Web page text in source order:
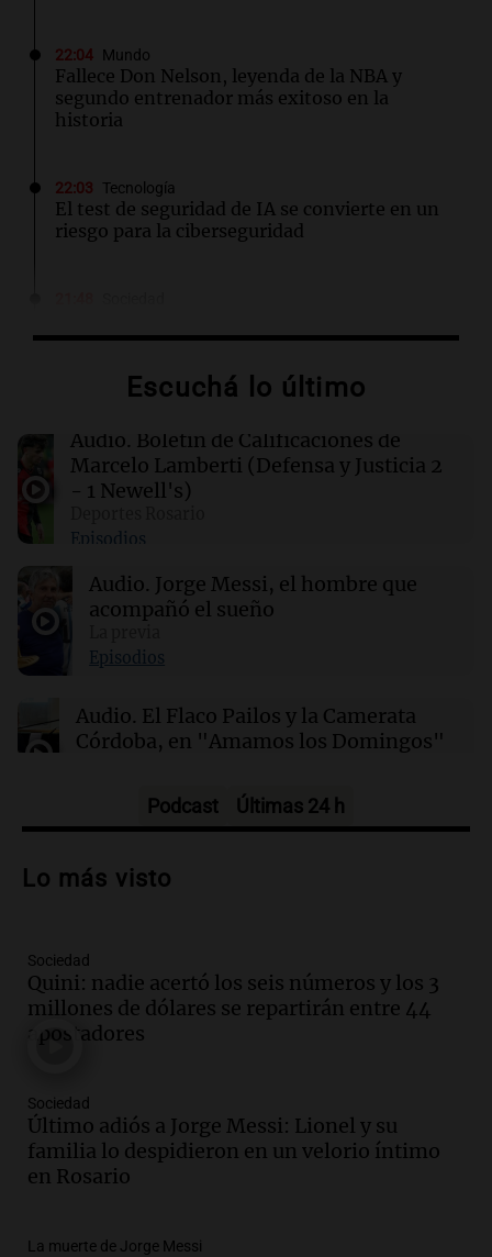
22:04 Mundo
Fallece Don Nelson, leyenda de la NBA y
segundo entrenador más exitoso en la
historia
22:03 Tecnología
El test de seguridad de IA se convierte en un
riesgo para la ciberseguridad
millones de dólares se repartirán entre 44
21:36 Deportes
El futbolista argentino Matías Pourrain
permanece detenido en una cárcel de máxima
seguridad en EE. UU.
¿Por qué los dinosaurios nunca evolucionaron
a tamaños diminutos si alcanzaron
gigantescas proporciones?
Químicos rompen barreras en reacciones
químicas al liberar electrones directamente en
Escuchá lo último
Audio. Boletín de Calificaciones de
Marcelo Lamberti (Defensa y Justicia 2
- 1 Newell's)
Episodios
Audio. Jorge Messi, el hombre que
acompañó el sueño
Episodios
Audio. El Flaco Pailos y la Camerata
Córdoba, en "Amamos los Domingos"
hablaron de su obra en Cadena 3
Audio.
Córdoba espera a León XIV con el
recuerdo del paso de Juan Pablo II: "Te
traspasaba con la mirada"
Amamos los Domingos
Audio.
un imperdible cordobés para los
amantes de la astronomía
Amamos los Domingos
Podcast Últimas 24 h
Lo más visto
Sociedad
Quini: nadie acertó los seis números y los 3
millones de dólares se repartirán entre 44
apostadores
Sociedad
Último adiós a Jorge Messi: Lionel y su
familia lo despidieron en un velorio íntimo
en Rosario
La muerte de Jorge Messi